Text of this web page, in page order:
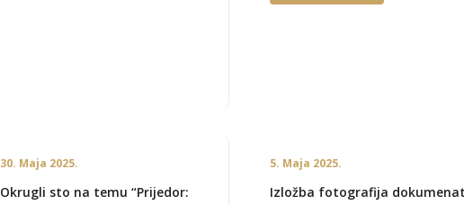
Okrugli sto na temu “Prijedor:
30. Maja 2025.
Izložba fotografija
5. Maja 2025.